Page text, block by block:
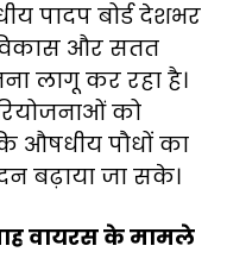
पादप बोर्ड देशभर
और सतत
लागू कर रहा है।
को
औषधीय पौधों का
बढ़ाया जा सके।
वायरस के मामले